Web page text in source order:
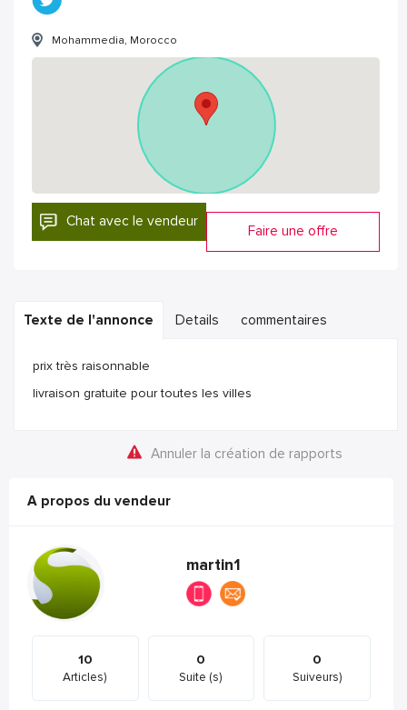
Mohammedia, Morocco
Chat avec le vendeur
Faire une offre
Texte de l'annonce Details commentaires
prix très raisonnable
livraison gratuite pour toutes les villes
Annuler la création de rapports
A propos du vendeur
martin1
10
Articles)
0
Suite (s)
0
Suiveurs)